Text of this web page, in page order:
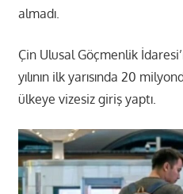
almadı.
Çin Ulusal Göçmenlik
yılının ilk yarısında 20
ülkeye vizesiz giriş yaptı.